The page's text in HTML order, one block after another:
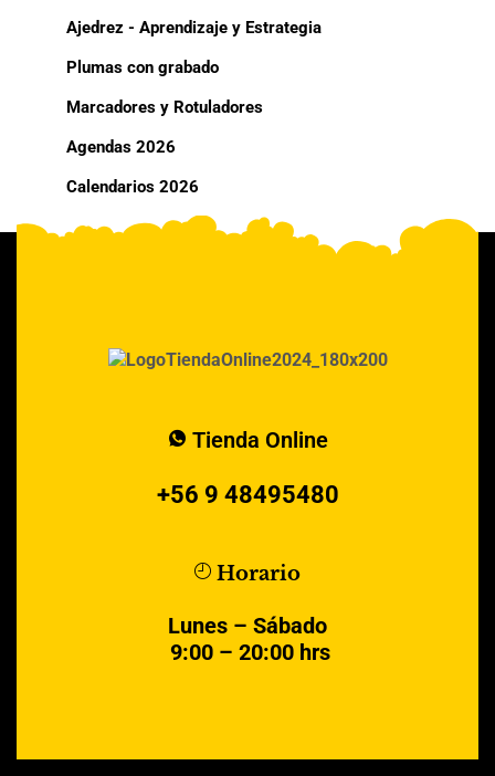
Ajedrez - Aprendizaje y Estrategia
Plumas con grabado
Marcadores y Rotuladores
Agendas 2026
Calendarios 2026
Tienda Online
+56 9 48495480
Horario
Lunes – Sábado
9:00 – 20:00 hrs